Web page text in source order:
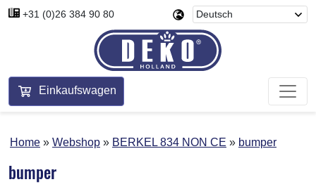
+31 (0)26 384 90 80
Einkaufswagen
Home Webshop BERKEL 834 NON CE bumper
bumper